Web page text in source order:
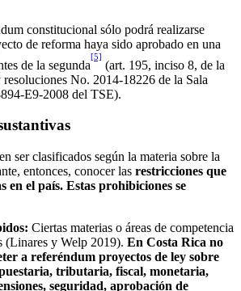
constitucional sólo podrá realizarse
de reforma haya sido aprobado en una
de la segunda
[5]
(art. 195, inciso 8, de la
No. 2014-18226 de la Sala
E9-2008 del TSE).
ser clasificados según la materia sobre la
entonces, conocer las restricciones que
en el país. Estas prohibiciones se
Ciertas materias o áreas de competencia
(Linares y Welp 2019). En Costa Rica no
a referéndum proyectos de ley sobre
tributaria, fiscal, monetaria,
seguridad, aprobación de